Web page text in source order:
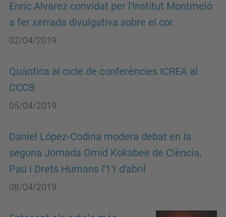
Enric Alvarez convidat per l'Institut Montmeló
a fer xerrada divulgativa sobre el cor
02/04/2019
Quàntica al cicle de conferències ICREA al
CCCB
05/04/2019
Daniel López-Codina modera debat en Ia
segona Jornada Omid Kokabee de Ciència,
Pau i Drets Humans l'11 d'abril
08/04/2019